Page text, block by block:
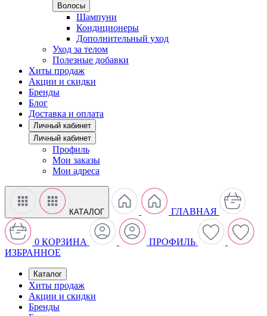
Волосы
Шампуни
Кондиционеры
Дополнительный уход
Уход за телом
Полезные добавки
Хиты продаж
Акции и скидки
Бренды
Блог
Доставка и оплата
Личный кабинет
Личный кабинет
Профиль
Мои заказы
Мои адреса
КАТАЛОГ ГЛАВНАЯ
0 КОРЗИНА
ПРОФИЛЬ
ИЗБРАННОЕ
Каталог
Хиты продаж
Акции и скидки
Бренды